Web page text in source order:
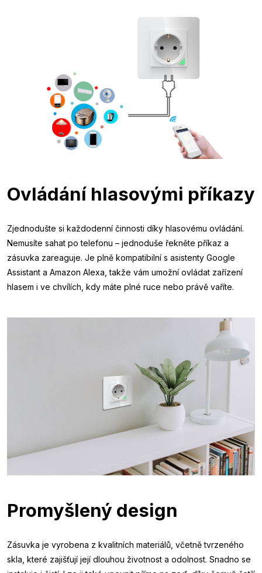
Ovládání hlasovými příkazy
Zjednodušte si každodenní činnosti díky hlasovému ovládání.
Nemusíte sahat po telefonu – jednoduše řekněte příkaz a
zásuvka zareaguje. Je plně kompatibilní s asistenty Google
Assistant a Amazon Alexa, takže vám umožní ovládat zařízení
hlasem i ve chvílích, kdy máte plné ruce nebo právě vaříte.
Promyšlený design
Zásuvka je vyrobena z kvalitních materiálů, včetně tvrzeného
skla, které zajišťují její dlouhou životnost a odolnost. Snadno se